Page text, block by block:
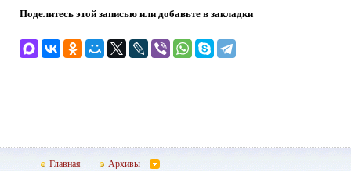
Поделитесь этой записью или добавьте в закладки
Главная Архивы